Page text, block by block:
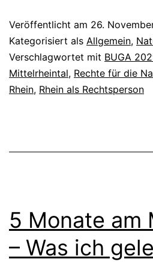
Veröffentlicht am 26.
Kategorisiert als Allgemein,
Verschlagwortet mit BUGA
Mittelrheintal, Rechte für die
Rhein, Rhein als Rechtsperson
5 Monate am
– Was ich